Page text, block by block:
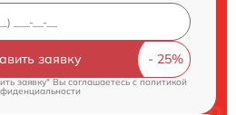
заявку
заявку" Вы соглашаетесь c политикой